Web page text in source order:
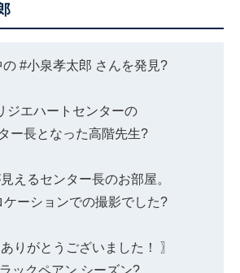
の #小泉孝太郎 さんを発見?
ジエハートセンターの
ー長となった高階先生?
えるセンター長のお部屋。
ケーションでの撮影でした?
りがとうございました！ 〗
ックペアン シーズン?